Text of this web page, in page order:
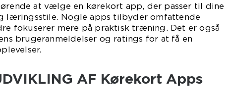
at vælge en kørekort app, der passer til dine
læringsstile. Nogle apps tilbyder omfattende
fokuserer mere på praktisk træning. Det er også
brugeranmeldelser og ratings for at få en
AF Kørekort Apps